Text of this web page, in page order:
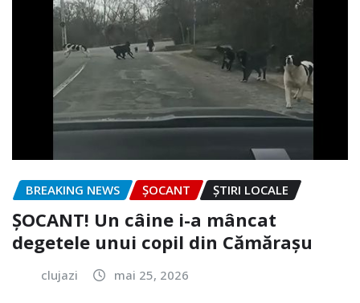
BREAKING NEWS ȘOCANT ȘTIRI LOCALE
ȘOCANT! Un câine i-a mâncat
degetele unui copil din Cămărașu
clujazi mai 25, 2026